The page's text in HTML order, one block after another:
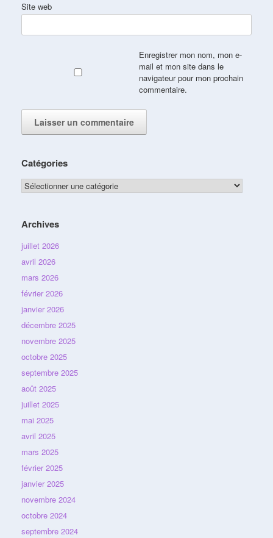
Site web
Enregistrer mon nom, mon e-
mail et mon site dans le
navigateur pour mon prochain
commentaire.
Catégories
Catégories
Archives
juillet 2026
avril 2026
mars 2026
février 2026
janvier 2026
décembre 2025
novembre 2025
octobre 2025
septembre 2025
août 2025
juillet 2025
mai 2025
avril 2025
mars 2025
février 2025
janvier 2025
novembre 2024
octobre 2024
septembre 2024